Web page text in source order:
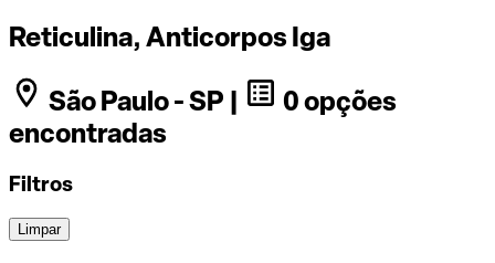
Reticulina, Anticorpos Iga
São Paulo - SP |
0 opções
encontradas
Filtros
Limpar